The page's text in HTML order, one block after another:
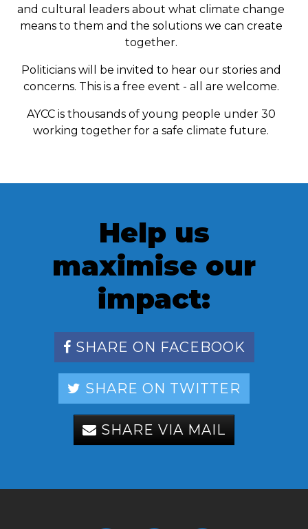
and cultural leaders about what climate change
means to them and the solutions we can create
together.
Politicians will be invited to hear our stories and
concerns. This is a free event - all are welcome.
AYCC is thousands of young people under 30
working together for a safe climate future.
Help us
maximise our
impact:
SHARE ON FACEBOOK
SHARE ON TWITTER
SHARE VIA MAIL